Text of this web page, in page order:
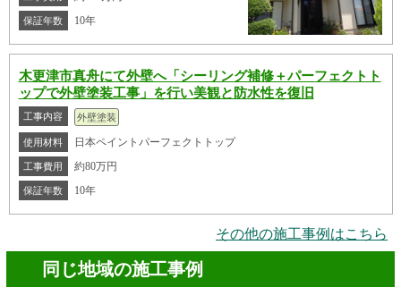
保証年数 10年
木更津市真舟にて外壁へ「シーリング補修＋パーフェクトト
ップで外壁塗装工事」を行い美観と防水性を復旧
工事内容 外壁塗装
使用材料 日本ペイントパーフェクトトップ
工事費用 約80万円
保証年数 10年
その他の施工事例はこちら
同じ地域の施工事例